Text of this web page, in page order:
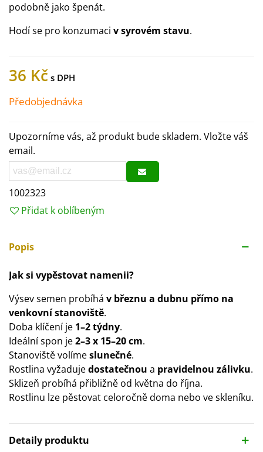
podobně jako špenát.
Hodí se pro konzumaci v syrovém stavu.
36 Kč
Předobjednávka
Upozorníme vás, až produkt bude skladem. Vložte váš
email.
1002323
Přidat k oblíbeným
Popis
Jak si vypěstovat namenii?
Výsev semen probíhá v březnu a dubnu přímo na
venkovní stanoviště.
Doba klíčení je 1–2 týdny.
Ideální spon je2–3 x 15–20 cm.
Stanoviště volímeslunečné.
Rostlina vyžadujedostatečnou a pravidelnou zálivku.
Sklizeň probíhá přibližně od května do října.
Rostlinu lze pěstovat celoročně doma nebo ve skleníku.
Detaily produktu